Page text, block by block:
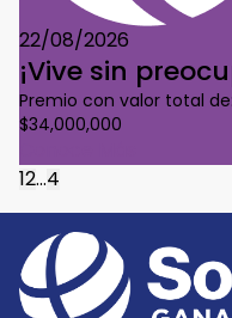
22/08/2026
¡Vive sin
Premio con valor total de:
$34,000,000
12...4
Footer
Menu
Logo